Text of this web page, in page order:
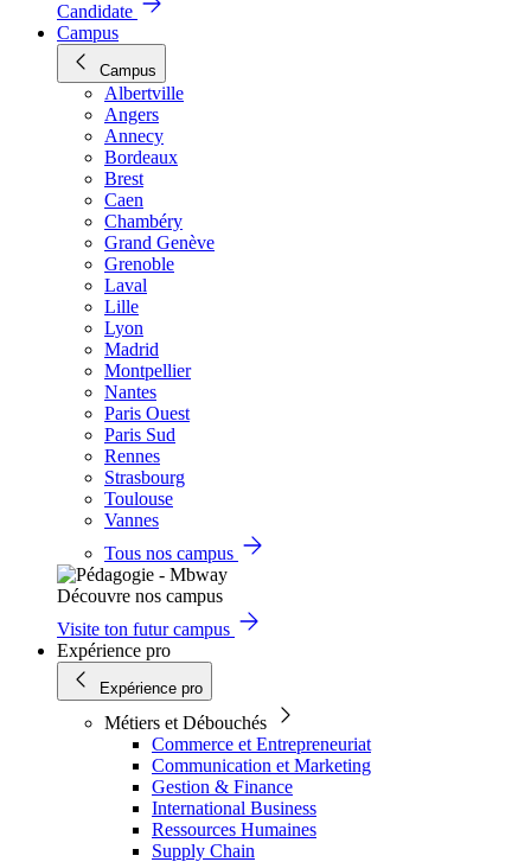
Candidate
Campus
Campus
Albertville
Angers
Annecy
Bordeaux
Brest
Caen
Chambéry
Grand Genève
Grenoble
Laval
Lille
Lyon
Madrid
Montpellier
Nantes
Paris Ouest
Paris Sud
Rennes
Strasbourg
Toulouse
Vannes
Tous nos campus
Découvre nos campus
Visite ton futur campus
Expérience pro
Expérience pro
Métiers et Débouchés
Commerce et Entrepreneuriat
Communication et Marketing
Gestion & Finance
International Business
Ressources Humaines
Supply Chain